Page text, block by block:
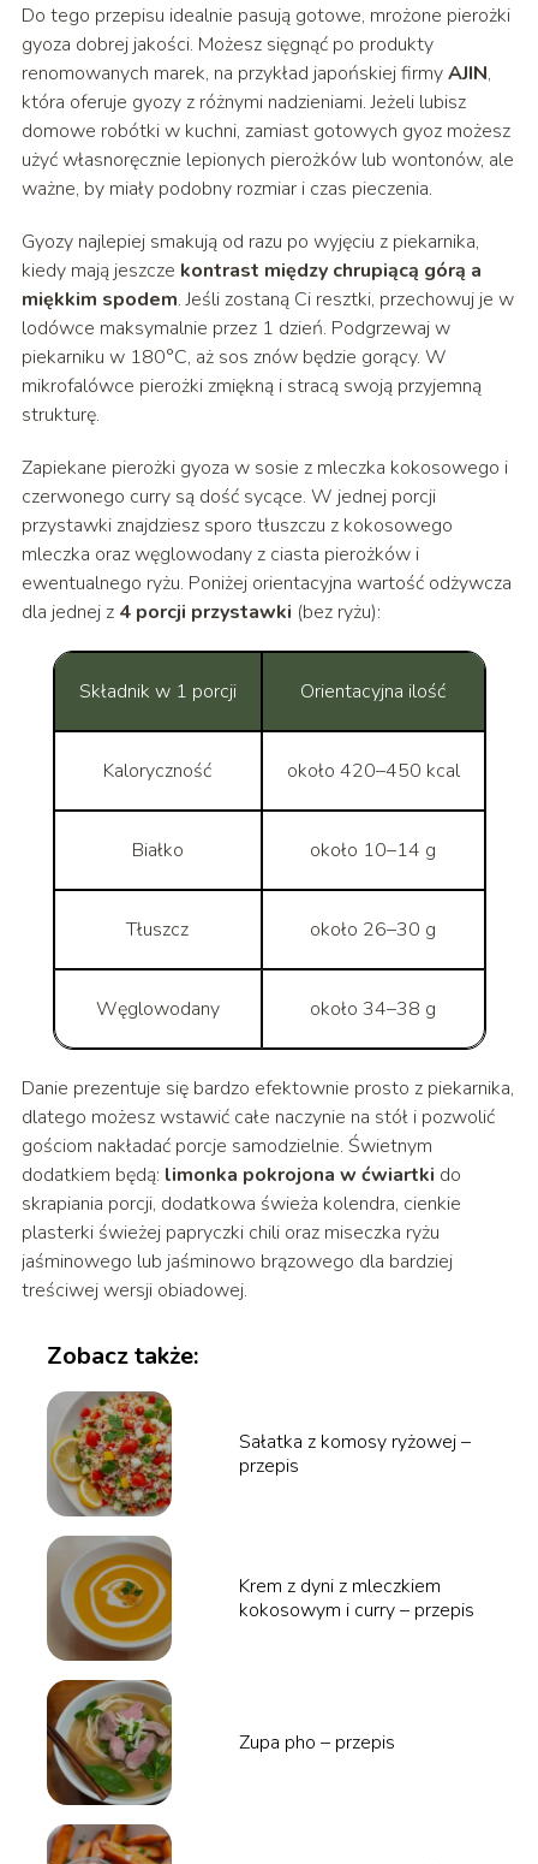
Do tego przepisu idealnie pasują gotowe, mrożone pierożki
gyoza dobrej jakości. Możesz sięgnąć po produkty
renomowanych marek, na przykład japońskiej firmyAJIN,
która oferuje gyozy z różnymi nadzieniami. Jeżeli lubisz
domowe robótki w kuchni, zamiast gotowych gyoz możesz
użyć własnoręcznie lepionych pierożków lub wontonów, ale
ważne, by miały podobny rozmiar i czas pieczenia.
Gyozy najlepiej smakują od razu po wyjęciu z piekarnika,
kiedy mają jeszcze kontrast między chrupiącą górą a
miękkim spodem. Jeśli zostaną Ci resztki, przechowuj je w
lodówce maksymalnie przez 1 dzień. Podgrzewaj w
piekarniku w 180°C, aż sos znów będzie gorący. W
mikrofalówce pierożki zmiękną i stracą swoją przyjemną
strukturę.
Zapiekane pierożki gyoza w sosie z mleczka kokosowego i
czerwonego curry są dość sycące. W jednej porcji
przystawki znajdziesz sporo tłuszczu z kokosowego
mleczka oraz węglowodany z ciasta pierożków i
ewentualnego ryżu. Poniżej orientacyjna wartość odżywcza
dla jednej z 4 porcji przystawki (bez ryżu):
Składnik w 1 porcji Orientacyjna ilość
Kaloryczność około 420–450 kcal
Białko około 10–14 g
Tłuszcz około 26–30 g
Węglowodany około 34–38 g
Danie prezentuje się bardzo efektownie prosto z piekarnika,
dlatego możesz wstawić całe naczynie na stół i pozwolić
gościom nakładać porcje samodzielnie. Świetnym
dodatkiem będą: limonka pokrojona w ćwiartki do
skrapiania porcji, dodatkowa świeża kolendra, cienkie
plasterki świeżej papryczki chili oraz miseczka ryżu
jaśminowego lub jaśminowo brązowego dla bardziej
treściwej wersji obiadowej.
Zobacz także:
Sałatka z komosy ryżowej –
przepis
Krem z dyni z mleczkiem
kokosowym i curry – przepis
Zupa pho – przepis